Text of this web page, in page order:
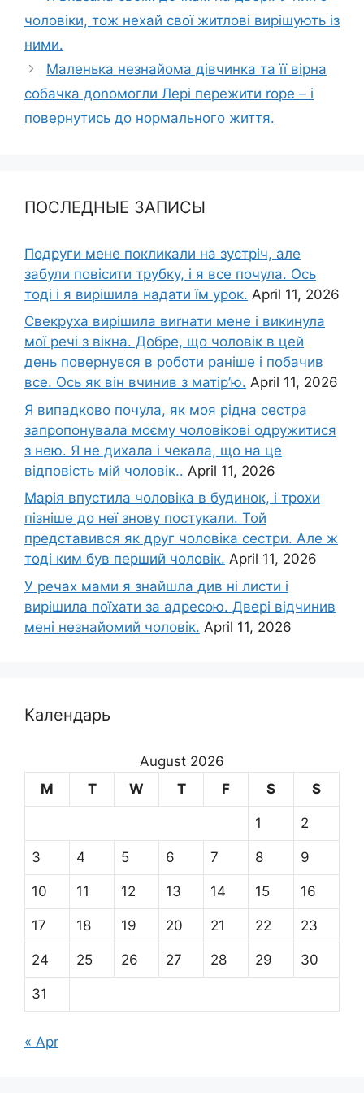
чоловіки, тож нехай свої житлові вирішують із
ними.
Маленька незнайома дівчинка та її вірна
собачка доnомогли Лері пережити rоре – і
повернутись до нормального життя.
ПОСЛЕДНЫЕ ЗАПИСЫ
Подруги мене покликали на зустріч, але
забули повісити трубку, і я все почула. Ось
тоді і я вирішила надати їм урок. April 11, 2026
Свекруха вирішила виrнати мене і викинула
мої речі з вікна. Добре, що чоловік в цей
день повернувся в роботи раніше і побачив
все. Ось як він вчинив з матір’ю. April 11, 2026
Я випадково почула, як моя рідна сестра
запропонувала моєму чоловікові одружитися
з нею. Я не дихала і чекала, що на це
відповість мій чоловік.. April 11, 2026
Марія впустила чоловіка в будинок, і трохи
пізніше до неї знову постукали. Той
представився як друг чоловіка сестри. Але ж
тоді ким був перший чоловік. April 11, 2026
У речах мами я знайшла див ні листи і
вирішила поїхати за адресою. Двері відчинив
мені незнайомий чоловік. April 11, 2026
Календарь
August 2026
M
T W T F S S
1 2
3 4 5 6 7 8 9
10 11 12 13 14 15 16
17 18 19 20 21 22 23
24 25 26 27 28 29 30
31
« Apr